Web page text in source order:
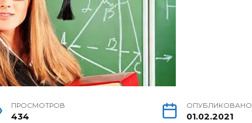
ПРОСМОТРОВ
434
ОПУБЛИКОВАНО
01.02.2021